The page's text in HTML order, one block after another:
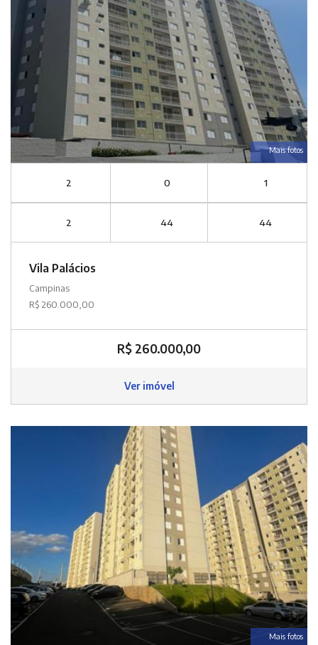
Mais fotos
2 0 1
2 44 44
Vila Palácios
Campinas
R$ 260.000,00
R$ 260.000,00
Ver imóvel
Mais fotos